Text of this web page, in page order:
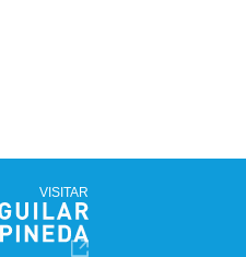
VISITAR